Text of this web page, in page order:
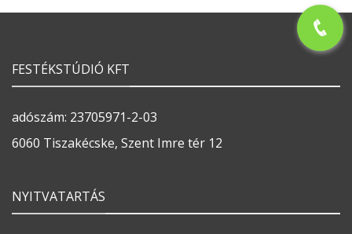
FESTÉKSTÚDIÓ KFT
adószám: 23705971-2-03
6060 Tiszakécske, Szent Imre tér 12
NYITVATARTÁS